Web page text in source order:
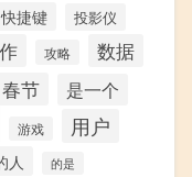
快捷键 投影仪
攻略 数据
春节 是一个
游戏 用户
人 的是